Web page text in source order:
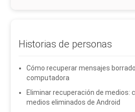
Historias de personas
Cómo recuperar mensajes
computadora
Eliminar recuperación de medios:
medios eliminados de Android